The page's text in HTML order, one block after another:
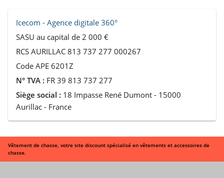
Icecom - Agence digitale 360°
SASU au capital de 2 000 €
RCS AURILLAC 813 737 277 000267
Code APE 6201Z
N° TVA : FR 39 813 737 277
Siège social : 18 Impasse René Dumont - 15000
Aurillac - France
Vêtement de chasse, votre site discount spécialisé en vêtements et accessoires de
chasse.